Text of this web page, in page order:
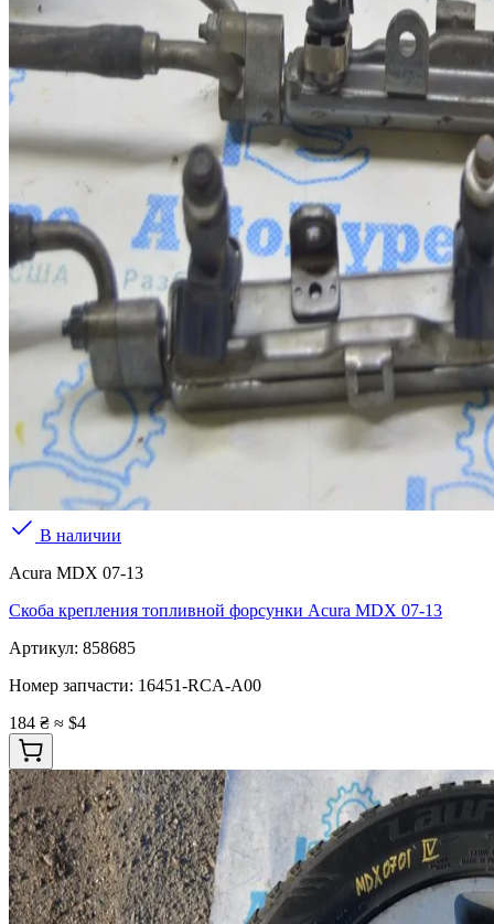
В наличии
Acura MDX 07-13
Скоба крепления топливной форсунки Acura MDX 07-13
Артикул: 858685
Номер запчасти: 16451-RCA-A00
184 ₴ ≈ $4